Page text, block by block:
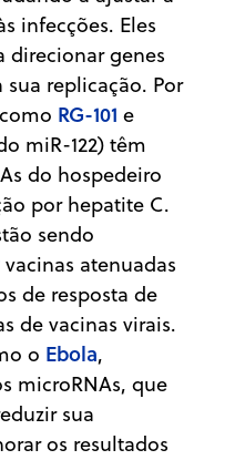
infecções. Eles
direcionar genes
replicação. Por
RG-101 e
miR-122) têm
do hospedeiro
por hepatite C.
sendo
vacinas atenuadas
de resposta de
de vacinas virais.
o Ebola,
microRNAs, que
sua
os resultados